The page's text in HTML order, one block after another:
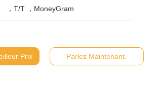
，T/T ，MoneyGram
Prix Parlez Maintenant.